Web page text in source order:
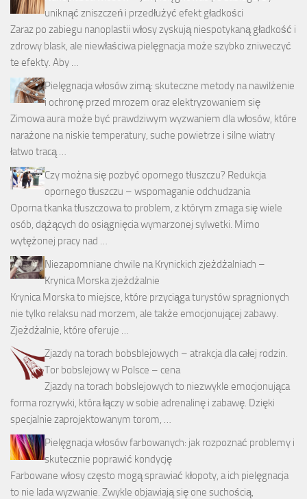
uniknąć zniszczeń i przedłużyć efekt gładkości
Zaraz po zabiegu nanoplastii włosy zyskują niespotykaną gładkość i
zdrowy blask, ale niewłaściwa pielęgnacja może szybko zniweczyć
te efekty. Aby …
Pielęgnacja włosów zimą: skuteczne metody na nawilżenie
i ochronę przed mrozem oraz elektryzowaniem się
Zimowa aura może być prawdziwym wyzwaniem dla włosów, które
narażone na niskie temperatury, suche powietrze i silne wiatry
łatwo tracą …
Czy można się pozbyć opornego tłuszczu? Redukcja
opornego tłuszczu – wspomaganie odchudzania
Oporna tkanka tłuszczowa to problem, z którym zmaga się wiele
osób, dążących do osiągnięcia wymarzonej sylwetki. Mimo
wytężonej pracy nad …
Niezapomniane chwile na Krynickich zjeżdżalniach –
Krynica Morska zjeżdżalnie
Krynica Morska to miejsce, które przyciąga turystów spragnionych
nie tylko relaksu nad morzem, ale także emocjonującej zabawy.
Zjeżdżalnie, które oferuje …
Zjazdy na torach bobsblejowych – atrakcja dla całej rodzin.
Tor bobslejowy w Polsce – cena
Zjazdy na torach bobslejowych to niezwykle emocjonująca
forma rozrywki, która łączy w sobie adrenalinę i zabawę. Dzięki
specjalnie zaprojektowanym torom, …
Pielęgnacja włosów farbowanych: jak rozpoznać problemy i
skutecznie poprawić kondycję
Farbowane włosy często mogą sprawiać kłopoty, a ich pielęgnacja
to nie lada wyzwanie. Zwykle objawiają się one suchością,